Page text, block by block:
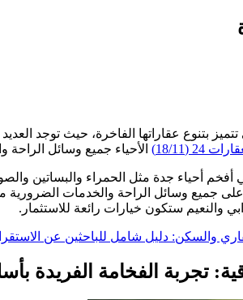
بتنوع عقاراتها الفاخرة، حيث توجد
24 (18/11) الأحياء جميع وسائل الراحة
أحياء جدة مثل الحمراء والبساتين
على جميع وسائل الراحة والخدمات
والنعيم ستكون خيارات رائعة للاستثمار.
والسكن: دليل شامل للباحثين عن
تجربة الفخامة الفريدة